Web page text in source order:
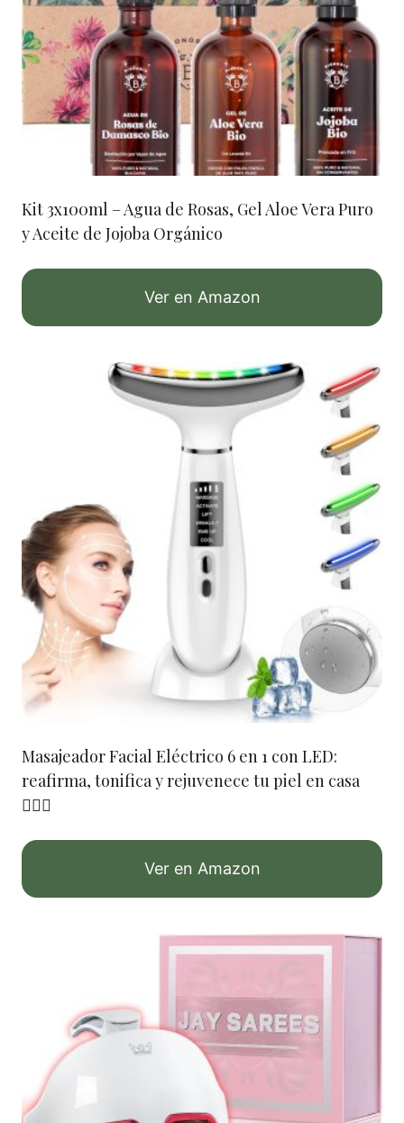
Kit 3x100ml – Agua de Rosas, Gel Aloe Vera Puro
y Aceite de Jojoba Orgánico
Ver en Amazon
Masajeador Facial Eléctrico 6 en 1 con LED:
reafirma, tonifica y rejuvenece tu piel en casa
💆‍♀️✨
Ver en Amazon